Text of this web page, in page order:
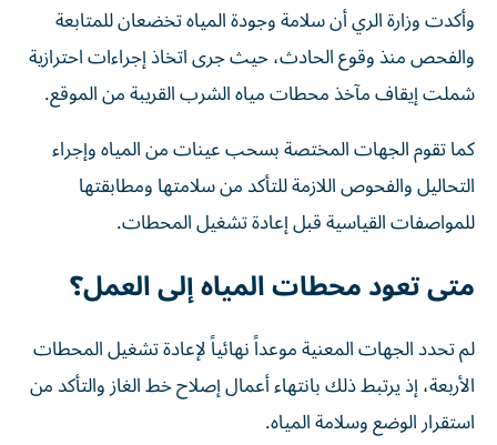
وأكدت وزارة الري أن سلامة وجودة المياه تخضعان للمتابعة
والفحص منذ وقوع الحادث، حيث جرى اتخاذ إجراءات احترازية
شملت إيقاف مآخذ محطات مياه الشرب القريبة من الموقع.
كما تقوم الجهات المختصة بسحب عينات من المياه وإجراء
التحاليل والفحوص اللازمة للتأكد من سلامتها ومطابقتها
للمواصفات القياسية قبل إعادة تشغيل المحطات.
متى تعود محطات المياه إلى العمل؟
لم تحدد الجهات المعنية موعداً نهائياً لإعادة تشغيل المحطات
الأربعة، إذ يرتبط ذلك بانتهاء أعمال إصلاح خط الغاز والتأكد من
استقرار الوضع وسلامة المياه.